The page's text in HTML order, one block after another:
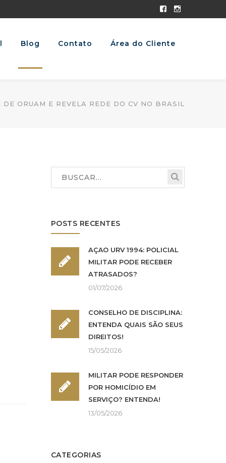
Facebook
Instagram
Blog Contato Área do Cliente
DE ORUAM E REVELA REDE DO CV NO BRASIL
POSTS RECENTES
AÇÃO URV 1994: POLICIAL
MILITAR PODE RECEBER
ATRASADOS?
01/07/2026
CONSELHO DE DISCIPLINA:
ENTENDA QUAIS SÃO SEUS
DIREITOS!
15/05/2026
MILITAR PODE RESPONDER
POR HOMICÍDIO EM
SERVIÇO? ENTENDA!
13/05/2026
CATEGORIAS